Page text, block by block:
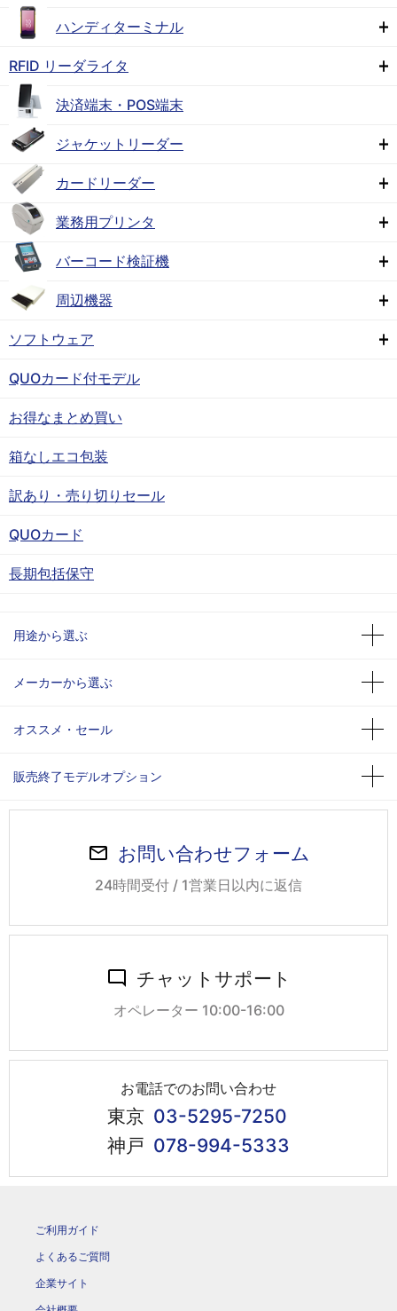
ハンディターミナル
RFID リーダライタ
決済端末・POS端末
ジャケットリーダー
カードリーダー
業務用プリンタ
バーコード検証機
周辺機器
ソフトウェア
QUOカード付モデル
お得なまとめ買い
箱なしエコ包装
訳あり・売り切りセール
QUOカード
長期包括保守
用途から選ぶ
メーカーから選ぶ
オススメ・セール
販売終了モデルオプション
お問い合わせフォーム
24時間受付 / 1営業日以内に返信
チャットサポート
オペレーター 10:00-16:00
お電話でのお問い合わせ
東京 03-5295-7250
神戸 078-994-5333
ご利用ガイド
よくあるご質問
企業サイト